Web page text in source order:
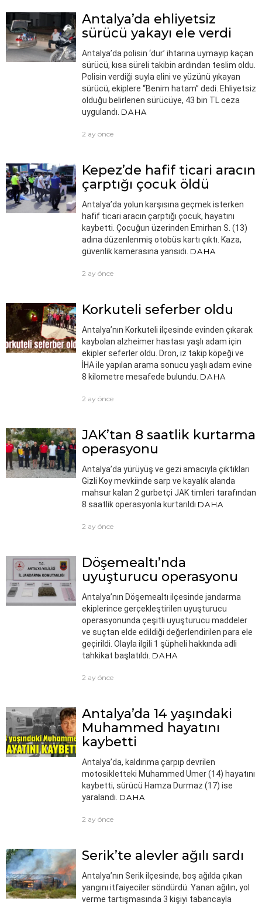
Antalya’da ehliyetsiz
sürücü yakayı ele verdi
Antalya’da polisin ‘dur’ ihtarına uymayıp kaçan
sürücü, kısa süreli takibin ardından teslim oldu.
Polisin verdiği suyla elini ve yüzünü yıkayan
sürücü, ekiplere “Benim hatam” dedi. Ehliyetsiz
olduğu belirlenen sürücüye, 43 bin TL ceza
uygulandı. DAHA
2 ay önce
Kepez’de hafif ticari aracın
çarptığı çocuk öldü
Antalya’da yolun karşısına geçmek isterken
hafif ticari aracın çarptığı çocuk, hayatını
kaybetti. Çocuğun üzerinden Emirhan S. (13)
adına düzenlenmiş otobüs kartı çıktı. Kaza,
güvenlik kamerasına yansıdı. DAHA
2 ay önce
Korkuteli seferber oldu
Antalya’nın Korkuteli ilçesinde evinden çıkarak
kaybolan alzheimer hastası yaşlı adam için
ekipler seferler oldu. Dron, iz takip köpeği ve
İHA ile yapılan arama sonucu yaşlı adam evine
8 kilometre mesafede bulundu. DAHA
2 ay önce
JAK’tan 8 saatlik kurtarma
operasyonu
Antalya’da yürüyüş ve gezi amacıyla çıktıkları
Gizli Koy mevkiinde sarp ve kayalık alanda
mahsur kalan 2 gurbetçi JAK timleri tarafından
8 saatlik operasyonla kurtarıldı DAHA
2 ay önce
Döşemealtı’nda
uyuşturucu operasyonu
Antalya’nın Döşemealtı ilçesinde jandarma
ekiplerince gerçekleştirilen uyuşturucu
operasyonunda çeşitli uyuşturucu maddeler
ve suçtan elde edildiği değerlendirilen para ele
geçirildi. Olayla ilgili 1 şüpheli hakkında adli
tahkikat başlatıldı. DAHA
2 ay önce
Antalya’da 14 yaşındaki
Muhammed hayatını
kaybetti
Antalya’da, kaldırıma çarpıp devrilen
motosikletteki Muhammed Umer (14) hayatını
kaybetti, sürücü Hamza Durmaz (17) ise
yaralandı. DAHA
2 ay önce
Serik’te alevler ağılı sardı
Antalya’nın Serik ilçesinde, boş ağılda çıkan
yangını itfaiyeciler söndürdü. Yanan ağılın, yol
verme tartışmasında 3 kişiyi tabancayla